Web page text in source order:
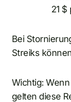
21 $
Bei
Streiks
Wichtig:
gelten diese